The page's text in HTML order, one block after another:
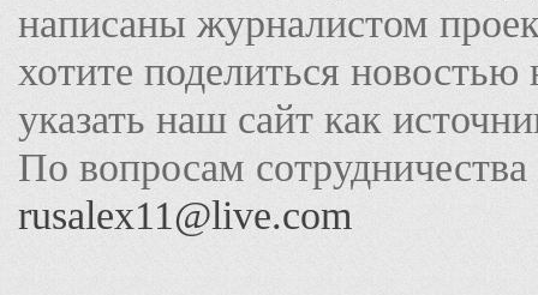
написаны журналистом
хотите поделиться
указать наш сайт как
По вопросам
rusalex11@live.com